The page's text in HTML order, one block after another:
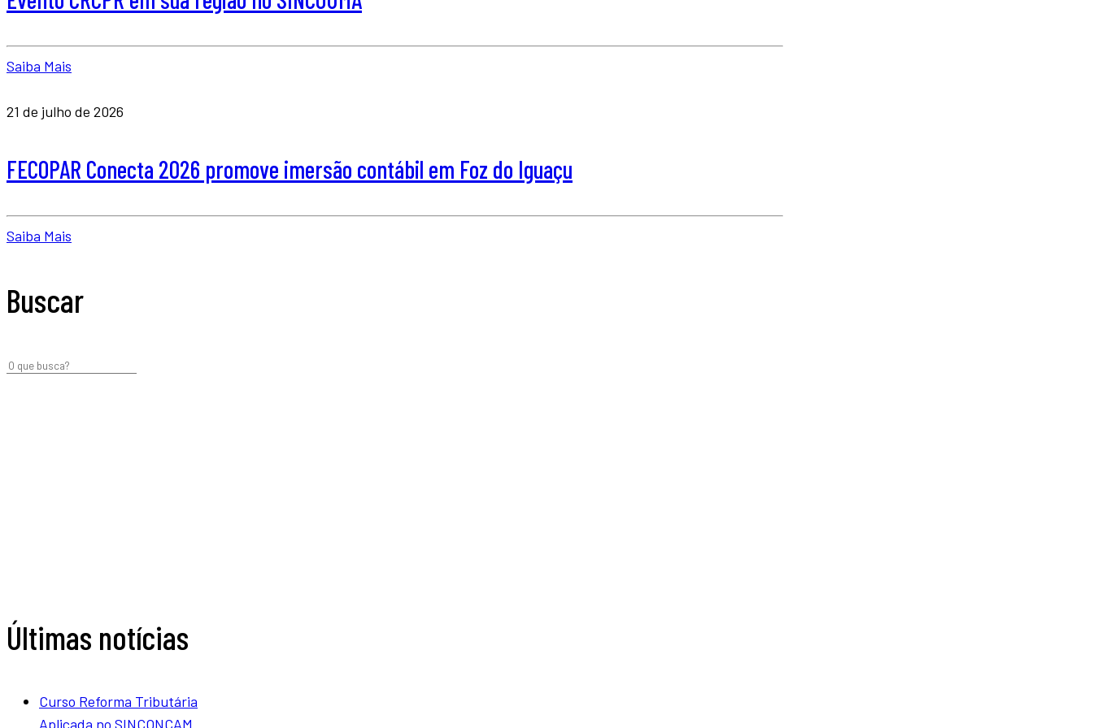
Saiba Mais
21 de julho de 2026
FECOPAR Conecta 2026 promove imersão contábil em Foz do Iguaçu
Saiba Mais
Buscar
Últimas notícias
Curso Reforma Tributária
Aplicada no SINCONCAM